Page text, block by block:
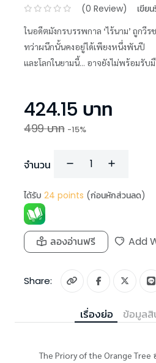
(0 Review) เขีย
ในอดีตมังกรบรรพกาล ‘ไร้นาม’ ถูกวีร
ทว่าผนึกนั้นคงอยู่ได้เพียงหนึ่งพันปี
และโลกในยามนี้... อาจยังไม่พร้อมรับ
424.15 บาท
499บาท -15%
จำนวน
ได้รับ 24 points (ก่อนหักส่วนลด)
ลองอ่านฟรี Add
Share:
เรื่องย่อ ข้อมูลสิ
The Priory of the Orange Tree